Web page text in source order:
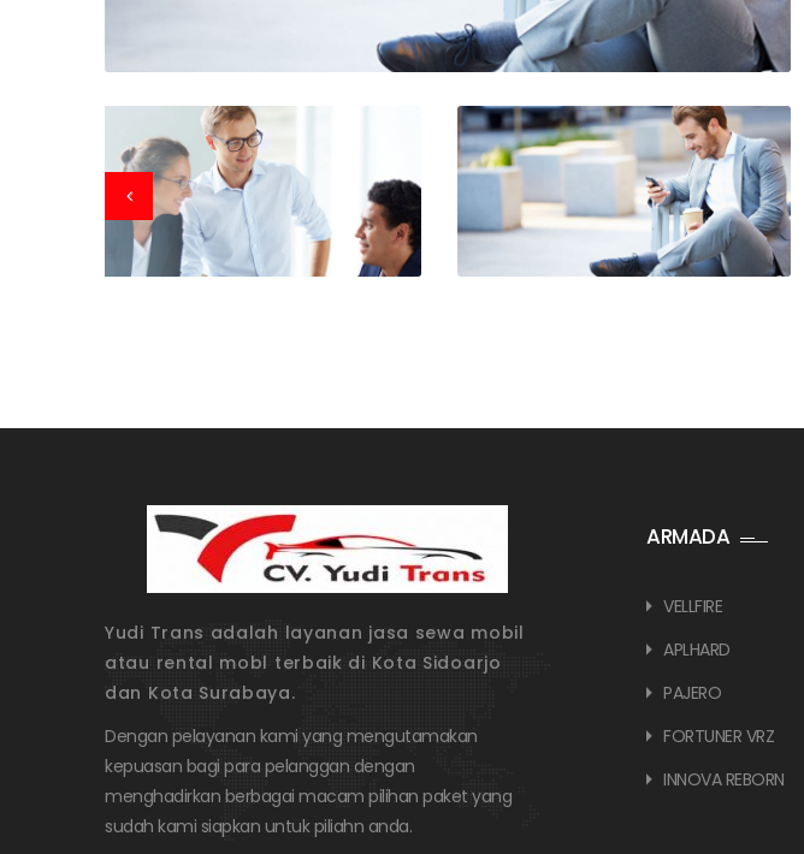
Yudi Trans adalah layanan jasa sewa mobil
atau rental mobl terbaik di Kota Sidoarjo
dan Kota Surabaya.
Dengan pelayanan kami yang mengutamakan
kepuasan bagi para pelanggan dengan
menghadirkan berbagai macam pilihan paket yang
sudah kami siapkan untuk piliahn anda.
ARMADA
VELLFIRE
APLHARD
PAJERO
FORTUNER VRZ
INNOVA REBORN